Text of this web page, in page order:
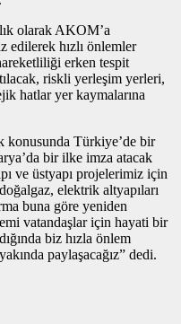
olarak AKOM’a
edilerek hızlı önlemler
erken tespit
riskli yerleşim yerleri,
hatlar yer kaymalarına
konusunda Türkiye’de bir
bir ilke imza atacak
ve üstyapı projelerimiz için
elektrik altyapıları
buna göre yeniden
vatandaşlar için hayati bir
biz hızla önlem
paylaşacağız” dedi.